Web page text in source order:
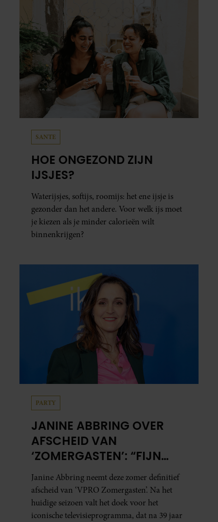
SANTE
HOE ONGEZOND ZIJN
IJSJES?
Waterijsjes, softijs, roomijs: het ene ijsje is
gezonder dan het andere. Voor welk ijs moet
je kiezen als je minder calorieën wilt
binnenkrijgen?
PARTY
JANINE ABBRING OVER
AFSCHEID VAN
‘ZOMERGASTEN’: “FIJN
DAT IK HET LICHT MAG
UITDOEN”
Janine Abbring neemt deze zomer definitief
afscheid van ‘VPRO Zomergasten’. Na het
huidige seizoen valt het doek voor het
iconische televisieprogramma, dat na 39 jaar